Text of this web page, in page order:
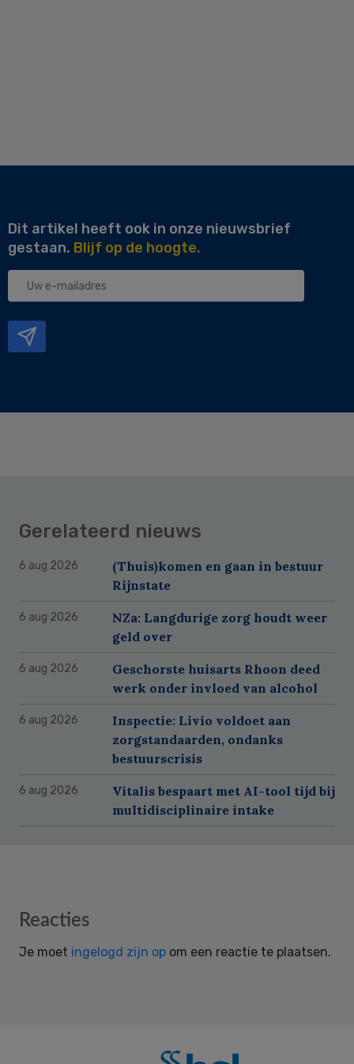
Dit artikel heeft ook in onze nieuwsbrief
gestaan. Blijf op de hoogte.
Uw
Gerelateerd nieuws
6 aug 2026
(Thuis)komen en gaan in bestuur
Rijnstate
6 aug 2026
NZa: Langdurige zorg houdt weer
geld over
6 aug 2026
Geschorste huisarts Rhoon deed
werk onder invloed van alcohol
6 aug 2026
Inspectie: Livio voldoet aan
zorgstandaarden, ondanks
bestuurscrisis
6 aug 2026
Vitalis bespaart met AI-tool tijd bij
multidisciplinaire intake
Reader
Reacties
Je moet ingelogd zijn op om een reactie te plaatsen.